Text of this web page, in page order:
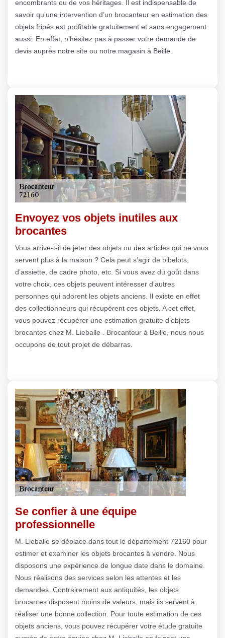
encombrants ou de vos héritages. Il est indispensable de
savoir qu’une intervention d’un brocanteur en estimation des
objets fripés est profitable gratuitement et sans engagement
aussi. En effet, n’hésitez pas à passer votre demande de
devis auprès notre site ou notre magasin à Beille.
Envoyez vos objets inutiles aux
brocantes
Vous arrive-t-il de jeter des objets ou des articles qui ne vous
servent plus à la maison ? Cela peut s’agir de bibelots,
d’assiette, de cadre photo, etc. Si vous avez du goût dans
votre choix, ces objets peuvent intéresser d’autres
personnes qui adorent les objets anciens. Il existe en effet
des collectionneurs qui récupèrent ces objets. A cet effet,
vous pouvez récupérer une estimation gratuite d’objets
brocantes chez M. Lieballe . Brocanteur à Beille, nous nous
occupons de tout projet de débarras.
Se confier à une équipe
professionnelle
M. Lieballe se déplace dans tout le département 72160 pour
estimer et examiner les objets brocantes à vendre. Nous
disposons une expérience de longue date dans le domaine.
Nous réalisons des services selon les attentes et les
demandes. Contrairement aux antiquités, les objets
brocantes disposent moins de valeurs, mais ils servent à
réaliser une bonne collection. Pour toute estimation de ces
objets anciens, vous pouvez récupérer votre étude gratuite